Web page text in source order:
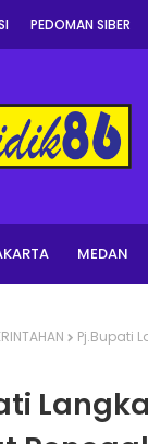
PEDOMAN SIBER
MEDAN
Pj.Bupati